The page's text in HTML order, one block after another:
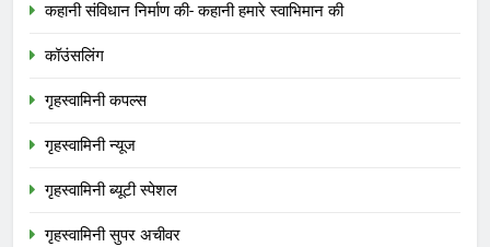
कहानी संविधान निर्माण की- कहानी हमारे स्वाभिमान की
कॉउंसलिंग
गृहस्वामिनी कपल्स
गृहस्वामिनी न्यूज
गृहस्वामिनी ब्यूटी स्पेशल
गृहस्वामिनी सुपर अचीवर